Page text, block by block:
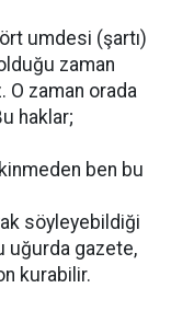
umdesi (şartı)
zaman
O zaman orada
haklar;
ben bu
söyleyebildiği
uğurda gazete,
kurabilir.